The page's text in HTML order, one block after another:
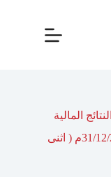
المالية
السنوية (التقديرية) للفترة المنتهية في 31/12/2012م ( اثنى